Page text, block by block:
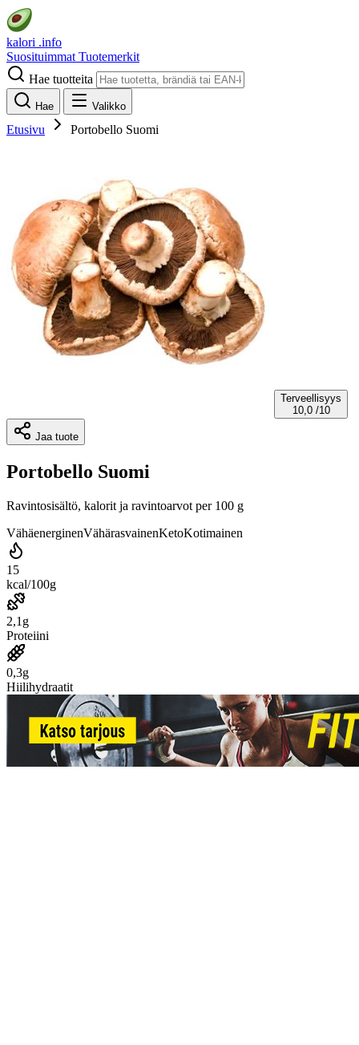
kalori .info
Suosituimmat Tuotemerkit
Hae tuotteita
Hae Valikko
Etusivu Portobello Suomi
Terveellisyys
10,0 /10
Jaa tuote
Portobello Suomi
Ravintosisältö, kalorit ja ravintoarvot per 100 g
VähäenerginenVähärasvainenKetoKotimainen
15
kcal/100g
2,1g
Proteiini
0,3g
Hiilihydraatit